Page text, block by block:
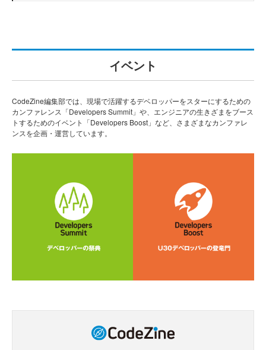
イベント
CodeZine編集部では、現場で活躍するデベロッパーをスターにするための
カンファレンス「Developers Summit」や、エンジニアの生きざまをブース
トするためのイベント「Developers Boost」など、さまざまなカンファレ
ンスを企画・運営しています。